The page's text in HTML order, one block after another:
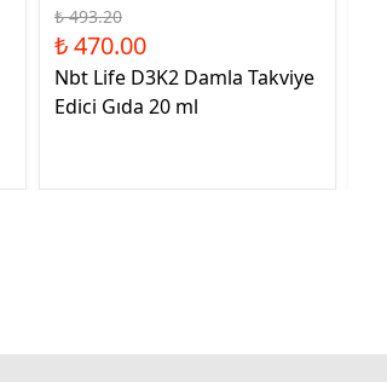
₺ 493.20
₺ 470.00
Nbt Life D3K2 Damla Takviye
Edici Gıda 20 ml